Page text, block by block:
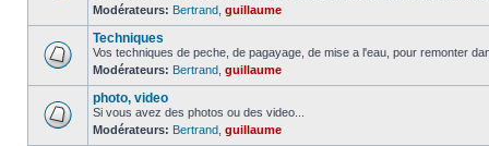
Modérateurs: Bertrand guillaume
Techniques
Vos techniques de peche, de pagayage, de mise a l'eau, pour remonter
Modérateurs: Bertrand guillaume
photo, video
Si vous avez des photos ou des video...
Modérateurs: Bertrand guillaume